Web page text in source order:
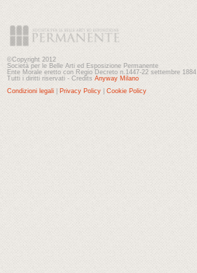
©Copyright 2012
Società per le Belle Arti ed Esposizione Permanente
Ente Morale eretto con Regio Decreto n.1447-22 settembre 1884
Tutti i diritti riservati - Credits Anyway Milano
Condizioni legali
Privacy Policy Cookie Policy